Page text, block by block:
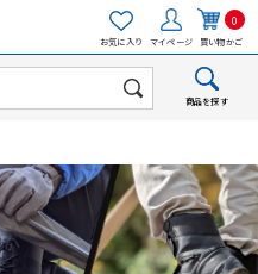
お気に入り マイページ
0
買い物かご
商品を探す